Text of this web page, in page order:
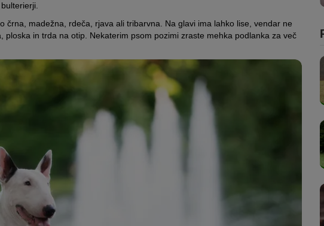
črna, madežna, rdeča, rjava ali tribarvna. Na glavi ima lahko lise, vendar ne
ploska in trda na otip. Nekaterim psom pozimi zraste mehka podlanka za več